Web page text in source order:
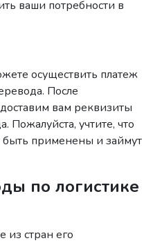
ваши потребности в
осуществить платеж
После
вам реквизиты
Пожалуйста, учтите, что
быть применены и займут
по логистике
из стран его